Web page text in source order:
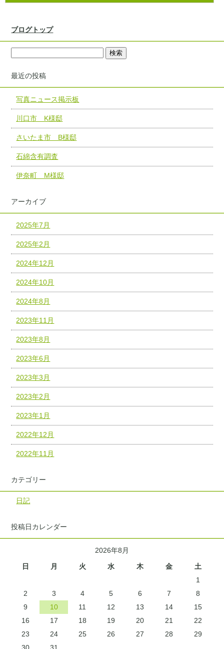
ブログトップ
最近の投稿
写真ニュース掲示板
川口市 K様邸
さいたま市 B様邸
石綿含有調査
伊奈町 M様邸
アーカイブ
2025年7月
2025年2月
2024年12月
2024年10月
2024年8月
2023年11月
2023年8月
2023年6月
2023年3月
2023年2月
2023年1月
2022年12月
2022年11月
カテゴリー
日記
投稿日カレンダー
2026年8月
日
月 火 水 木 金
土
1
2
3 4 5 6 7
8
9
10 11 12 13 14
15
16
17 18 19 20 21
22
23
24 25 26 27 28
29
30
31